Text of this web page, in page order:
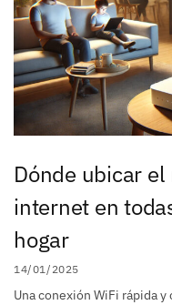
Dónde ubicar
internet en
hogar
14/01/2025
Una conexión WiFi rápida